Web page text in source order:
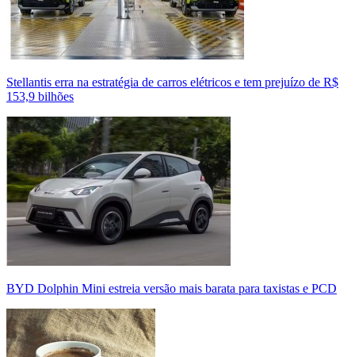
Stellantis erra na estratégia de carros elétricos e tem prejuízo de R$
153,9 bilhões
BYD Dolphin Mini estreia versão mais barata para taxistas e PCD